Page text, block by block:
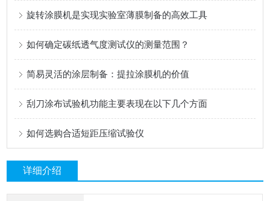
旋转涂膜机是实现实验室薄膜制备的高效工具
如何确定碳纸透气度测试仪的测量范围？
简易灵活的涂层制备：提拉涂膜机的价值
刮刀涂布试验机功能主要表现在以下几个方面
如何选购合适短距压缩试验仪
详细介绍